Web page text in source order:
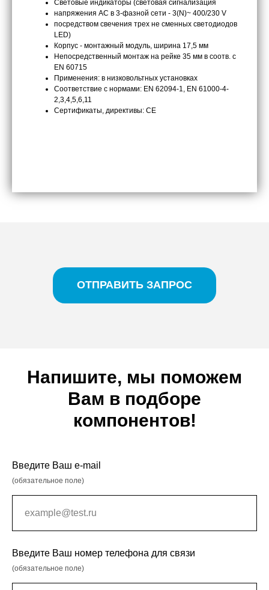
Световые индикаторы (световая сигнализация
напряжения AC в 3-фазной сети - 3(N)~ 400/230 V
посредством свечения трех не сменных светодиодов
LED)
Корпус - монтажный модуль, ширина 17,5 мм
Непосредственный монтаж на рейке 35 мм в соотв. с
EN 60715
Применения: в низковольтных установках
Соответствие с нормами: EN 62094-1, EN 61000-4-
2,3,4,5,6,11
Сертификаты, директивы: CE
ОТПРАВИТЬ ЗАПРОС
Напишите, мы поможем
Вам в подборе
компонентов!
Введите Ваш e-mail
(обязательное поле)
Введите Ваш номер телефона для связи
(обязательное поле)